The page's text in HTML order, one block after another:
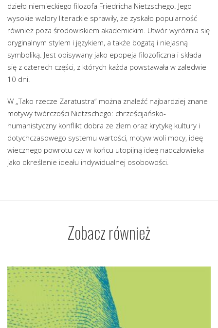
dzieło niemieckiego filozofa Friedricha Nietzschego. Jego
wysokie walory literackie sprawiły, że zyskało popularność
również poza środowiskiem akademickim. Utwór wyróżnia się
oryginalnym stylem i językiem, a także bogatą i niejasną
symboliką. Jest opisywany jako epopeja filozoficzna i składa
się z czterech części, z których każda powstawała w zaledwie
10 dni.
W „Tako rzecze Zaratustra” można znaleźć najbardziej znane
motywy twórczości Nietzschego: chrześcijańsko-
humanistyczny konflikt dobra ze złem oraz krytykę kultury i
dotychczasowego systemu wartości, motyw woli mocy, ideę
wiecznego powrotu czy w końcu utopijną ideę nadczłowieka
jako określenie ideału indywidualnej osobowości.
Zobacz również